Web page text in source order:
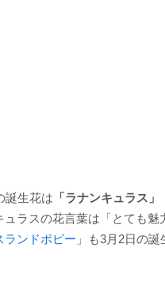
誕生花は 「ラナンキュラス」
ュラスの花言葉は「とても魅
ランドポピー 」も3月2日の誕